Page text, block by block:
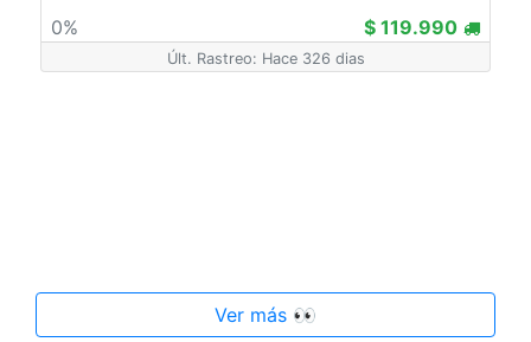
0% $ 119.990
Últ. Rastreo: Hace 326 dias
Ver más 👀